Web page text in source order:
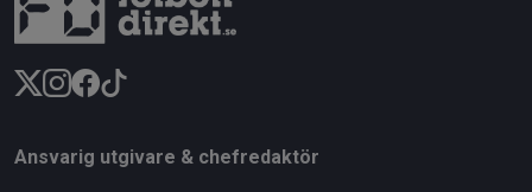
Ansvarig utgivare & chefredaktör